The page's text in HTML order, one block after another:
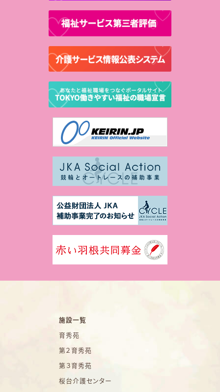
施設一覧
育秀苑
第２育秀苑
第３育秀苑
桜台介護センター